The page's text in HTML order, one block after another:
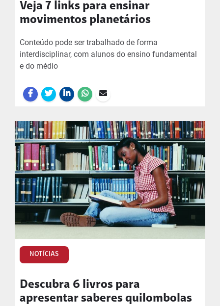
Veja 7 links para ensinar
movimentos planetários
Conteúdo pode ser trabalhado de forma
interdisciplinar, com alunos do ensino fundamental
e do médio
NOTÍCIAS
Descubra 6 livros para
apresentar saberes quilombolas